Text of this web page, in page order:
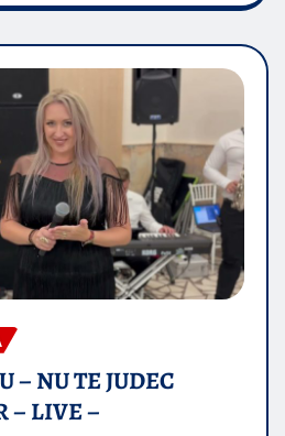
– NU TE JUDEC
– LIVE –